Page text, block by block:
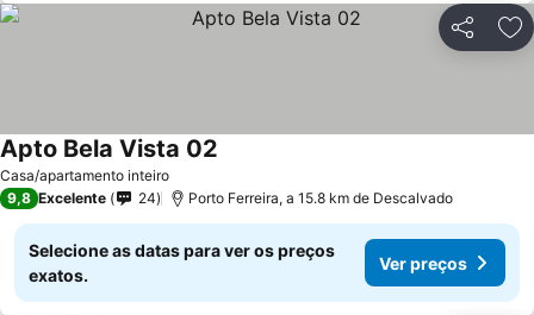
Partilhar
Casa/apartamento inteiro
Apto Bela Vista 02
9,8 Excelente 24 Porto Ferreira, a 15.8 km de Descalvado
Selecione as datas para ver os preços
exatos.
Ver preços